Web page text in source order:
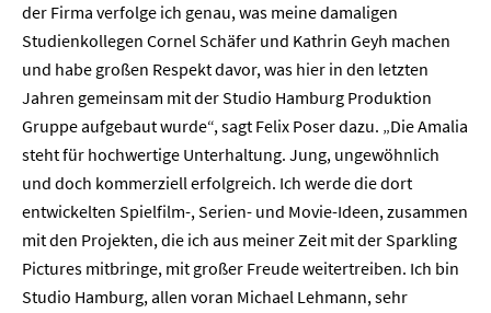
der Firma verfolge ich genau, was meine damaligen
Studienkollegen Cornel Schäfer und Kathrin Geyh machen
und habe großen Respekt davor, was hier in den letzten
Jahren gemeinsam mit der Studio Hamburg Produktion
Gruppe aufgebaut wurde“, sagt Felix Poser dazu. „Die Amalia
steht für hochwertige Unterhaltung. Jung, ungewöhnlich
und doch kommerziell erfolgreich. Ich werde die dort
entwickelten Spielfilm-, Serien- und Movie-Ideen, zusammen
mit den Projekten, die ich aus meiner Zeit mit der Sparkling
Pictures mitbringe, mit großer Freude weitertreiben. Ich bin
Studio Hamburg, allen voran Michael Lehmann, sehr